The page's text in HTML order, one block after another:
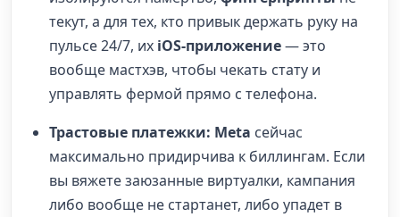
текут, а для тех, кто привык держать руку на
пульсе 24/7, их iOS-приложение— это
вообще мастхэв, чтобы чекать стату и
управлять фермой прямо с телефона.
Трастовые платежки: Meta сейчас
максимально придирчива к биллингам. Если
вы вяжете заюзанные виртуалки, кампания
либо вообще не стартанет, либо упадет в